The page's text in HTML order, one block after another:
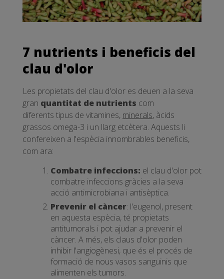
7 nutrients i beneficis del
clau d'olor
Les propietats del clau d'olor es deuen a la seva
gran quantitat de nutrients com
diferents tipus de vitamines, minerals, àcids
grassos omega-3 i un llarg etcètera. Aquests li
confereixen a l'espècia innombrables beneficis,
com ara:
Combatre infeccions: el clau d'olor pot
combatre infeccions gràcies a la seva
acció antimicrobiana i antisèptica.
Prevenir el càncer: l'eugenol, present
en aquesta espècia, té propietats
antitumorals i pot ajudar a prevenir el
càncer. A més, els claus d'olor poden
inhibir l'angiogènesi, que és el procés de
formació de nous vasos sanguinis que
alimenten els tumors.